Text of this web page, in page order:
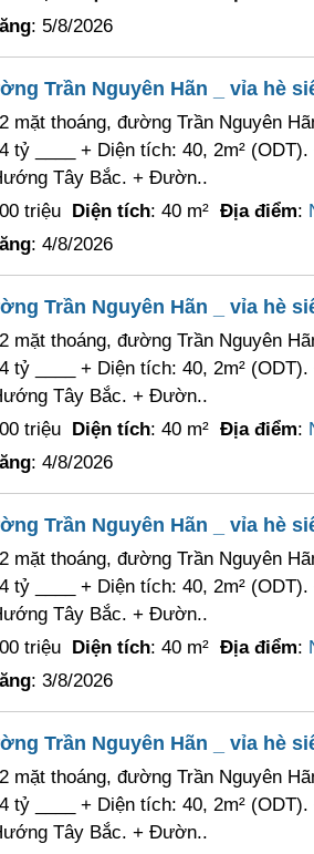
: 5/8/2026
Trần Nguyên Hãn _ vỉa hè
mặt thoáng, đường Trần Nguyên
tỷ ____ + Diện tích: 40, 2m²
Tây Bắc. + Đườn..
triệu Diện tích: 40 m² Địa điểm:
: 4/8/2026
Trần Nguyên Hãn _ vỉa hè
mặt thoáng, đường Trần Nguyên
tỷ ____ + Diện tích: 40, 2m²
Tây Bắc. + Đườn..
triệu Diện tích: 40 m² Địa điểm:
: 4/8/2026
Trần Nguyên Hãn _ vỉa hè
mặt thoáng, đường Trần Nguyên
tỷ ____ + Diện tích: 40, 2m²
Tây Bắc. + Đườn..
triệu Diện tích: 40 m² Địa điểm:
: 3/8/2026
Trần Nguyên Hãn _ vỉa hè
mặt thoáng, đường Trần Nguyên
tỷ ____ + Diện tích: 40, 2m²
Tây Bắc. + Đườn..